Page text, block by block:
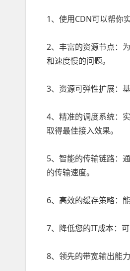
1、使用CDN可以帮你
2、丰富的资源节点：
和速度慢的问题。
3、资源可弹性扩展：
4、精准的调度系统：
取得最佳接入效果。
5、智能的传输链路：
的传输速度。
6、高效的缓存策略：
7、降低您的IT成本：
8、领先的带宽输出能